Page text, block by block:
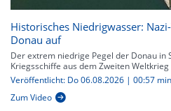
Historisches Niedrigwasser:
Donau auf
Der extrem niedrige Pegel der Donau in
Kriegsschiffe aus dem Zweiten
Veröffentlicht: Do 06.08.2026 | 00:57 min
Zum Video